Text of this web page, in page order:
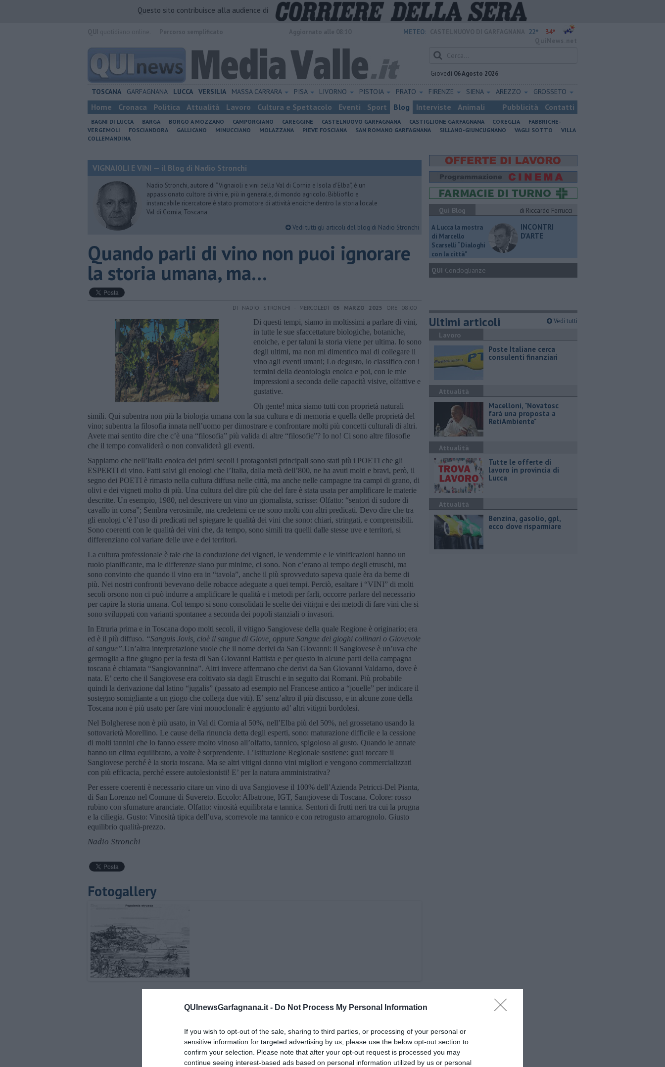
QUInewsGarfagnana.it - Do Not Process My Personal Information
If you wish to opt-out of the sale, sharing to third parties, or processing of your personal or
sensitive information for targeted advertising by us, please use the below opt-out section to
confirm your selection. Please note that after your opt-out request is processed you may
continue seeing interest-based ads based on personal information utilized by us or personal
Questo sito contribuisce alla audience di
METEO: 22° 34°
Giovedì 06 Agosto 2026
TOSCANA GARFAGNANA LUCCA VERSILIA MASSA CARRARA PISA LIVORNO PISTOIA PRATO FIRENZE SIENA AREZZO GROSSETO
Home Cronaca Politica Attualità Lavoro Cultura e Spettacolo Eventi Sport Blog Interviste Animali Pubblicità Contatti
BAGNI DI LUCCA BARGA BORGO A MOZZANO CAMPORGIANO CAREGGINE CASTELNUOVO GARFAGNANA CASTIGLIONE GARFAGNANA COREGLIA
FABBRICHE-
VERGEMOLI
FOSCIANDORA GALLICANO MINUCCIANO MOLAZZANA PIEVE FOSCIANA SAN ROMANO GARFAGNANA SILLANO-GIUNCUGNANO VAGLI SOTTO
VILLA
COLLEMANDINA
VIGNAIOLI E VINI — il Blog di Nadio Stronchi
Nadio Stronchi, autore di “Vignaioli e vini della Val di Cornia e Isola d’Elba”, è un
appassionato cultore di vini e, più in generale, di mondo agricolo. Bibliofilo e
instancabile ricercatore è stato promotore di attività enoiche dentro la storia locale
Val di Cornia, Toscana
Vedi tutti gli articoli del blog di Nadio Stronchi
​Quando parli di vino non puoi ignorare
la storia umana, ma...
DI NADIO STRONCHI - MERCOLEDÌ 05 MARZO 2025 ORE 08:00
Di questi tempi, siamo in moltissimi a parlare di vini,
in tutte le sue sfaccettature biologiche, botaniche,
enoiche, e per taluni la storia viene per ultima. Io sono
degli ultimi, ma non mi dimentico mai di collegare il
vino agli eventi umani; Lo degusto, lo classifico con i
termini della deontologia enoica e poi, con le mie
impressioni a seconda delle capacità visive, olfattive e
gustative.
Oh gente! mica siamo tutti con proprietà naturali
simili. Qui subentra non più la biologia umana con la sua cultura e di memoria e quella delle proprietà del
vino; subentra la filosofia innata nell’uomo per dimostrare e confrontare molti più concetti culturali di altri.
Avete mai sentito dire che c’è una “filosofia” più valida di altre “filosofie”? Io no! Ci sono altre filosofie
che il tempo convaliderà o non convaliderà gli eventi.
Sappiamo che nell’Italia enoica dei primi secoli i protagonisti principali sono stati più i POETI che gli
ESPERTI di vino. Fatti salvi gli enologi che l’Italia, dalla metà dell’800, ne ha avuti molti e bravi, però, il
segno dei POETI è rimasto nella cultura diffusa nelle città, ma anche nelle campagne tra campi di grano, di
olivi e dei vigneti molto di più. Una cultura del dire più che del fare è stata usata per amplificare le materie
descritte. Un esempio, 1980, nel descrivere un vino un giornalista, scrisse: Olfatto: “sentori di sudore di
cavallo in corsa”; Sembra verosimile, ma credetemi ce ne sono molti con altri predicati. Devo dire che tra
gli enologi c’è l’uso di predicati nel spiegare le qualità dei vini che sono: chiari, stringati, e comprensibili.
Sono coerenti con le qualità dei vini che, da tempo, sono simili tra quelli dalle stesse uve e territori, si
differenziano col variare delle uve e dei territori.
La cultura professionale è tale che la conduzione dei vigneti, le vendemmie e le vinificazioni hanno un
ruolo pianificante, ma le differenze siano pur minime, ci sono. Non c’erano al tempo degli etruschi, ma
sono convinto che quando il vino era in “tavola”, anche il più sprovveduto sapeva quale èra da berne di
più. Nei nostri confronti bevevano delle robacce adeguate a quei tempi. Perciò, esaltare i “VINI” di molti
secoli orsono non ci può indurre a amplificare le qualità e i metodi per farli, occorre parlare del necessario
per capire la storia umana. Col tempo si sono consolidati le scelte dei vitigni e dei metodi di fare vini che si
sono sviluppati con varianti spontanee a seconda dei popoli stanziali o invasori.
In Etruria prima e in Toscana dopo molti secoli, il vitigno Sangiovese della quale Regione è originario; era
ed è il più diffuso. “Sanguis Jovis, cioè il sangue di Giove, oppure Sangue dei gioghi collinari o Giovevole
al sangue”.Un’altra interpretazione vuole che il nome derivi da San Giovanni: il Sangiovese è un’uva che
germoglia a fine giugno per la festa di San Giovanni Battista e per questo in alcune parti della campagna
toscana è chiamata “Sangiovannina”. Altri invece affermano che derivi da San Giovanni Valdarno, dove è
nata. E’ certo che il Sangiovese era coltivato sia dagli Etruschi e in seguito dai Romani. Più probabile
quindi la derivazione dal latino “jugalis” (passato ad esempio nel Francese antico a “jouelle” per indicare il
sostegno somigliante a un giogo che collega due viti). E’ senz’altro il più discusso, e in alcune zone della
Toscana non è più usato per fare vini monoclonali: è aggiunto ad’ altri vitigni bordolesi.
Nel Bolgherese non è più usato, in Val di Cornia al 50%, nell’Elba più del 50%, nel grossetano usando la
sottovarietà Morellino. Le cause della rinuncia detta degli esperti, sono: maturazione difficile e la cessione
di molti tannini che lo fanno essere molto vinoso all’olfatto, tannico, spigoloso al gusto. Quando le annate
hanno un clima equilibrato, a volte è sorprendente. L’Istituzione Regionale sostiene: guai toccare il
Sangiovese perché è la storia toscana. Ma se altri vitigni danno vini migliori e vengono commercializzati
con più efficacia, perché essere autolesionisti! E’ per la natura amministrativa?
Per essere coerenti è necessario citare un vino di uva Sangiovese il 100% dell’Azienda Petricci-Del Pianta,
di San Lorenzo nel Comune di Suvereto. Eccolo: Albatrone, IGT, Sangiovese di Toscana. Colore: rosso
rubino con sfumature aranciate. Olfatto: vinosità equilibrata e tannica. Sentori di frutti neri tra cui la prugna
e la ciliegia. Gusto: Vinosità tipica dell’uva, scorrevole ma tannico e con retrogusto amarognolo. Giusto
equilibrio qualità-prezzo.
Nadio Stronchi
Fotogallery
Qui Blog
di Riccardo Ferrucci
A Lucca la mostra
di Marcello
Scarselli “Dialoghi
con la città"
INCONTRI
D'ARTE
QUI Condoglianze
Ultimi articoli Vedi tutti
Lavoro
Poste Italiane cerca
consulenti finanziari
Attualità
Macelloni, "Novatosc
farà una proposta a
RetiAmbiente"
Attualità
​Tutte le offerte di
lavoro in provincia di
Lucca
Attualità
​Benzina, gasolio, gpl,
ecco dove risparmiare